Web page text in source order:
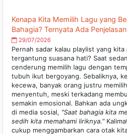
Kenapa Kita Memilih Lagu yang
Bahagia? Ternyata Ada
29/07/2026
Pernah sadar kalau playlist yang
tergantung suasana hati? Saat
cenderung memilih lagu dengan
tubuh ikut bergoyang. Sebaliknya,
kecewa, banyak orang justru
menyentuh, meski terkadang
semakin emosional. Bahkan ada
di media sosial, "Saat bahagia kita
sedih kita memahami liriknya."
cukup menggambarkan cara otak